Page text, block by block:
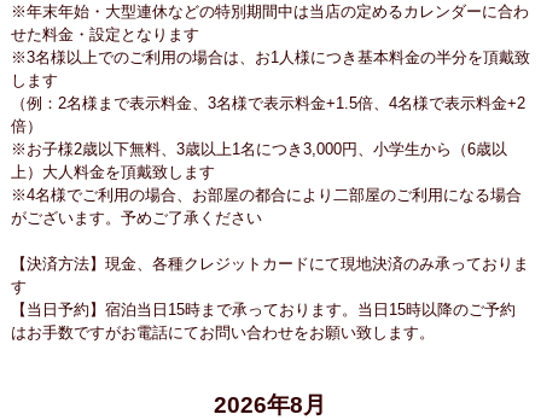
※年末年始・大型連休などの特別期間中は当店の定めるカレンダーに合わ
せた料金・設定となります
※3名様以上でのご利用の場合は、お1人様につき基本料金の半分を頂戴致
します
（例：2名様まで表示料金、3名様で表示料金+1.5倍、4名様で表示料金+2
倍）
※お子様2歳以下無料、3歳以上1名につき3,000円、小学生から（6歳以
上）大人料金を頂戴致します
※4名様でご利用の場合、お部屋の都合により二部屋のご利用になる場合
がございます。予めご了承ください
【決済方法】現金、各種クレジットカードにて現地決済のみ承っておりま
す
【当日予約】宿泊当日15時まで承っております。当日15時以降のご予約
はお手数ですがお電話にてお問い合わせをお願い致します。
2026年8月